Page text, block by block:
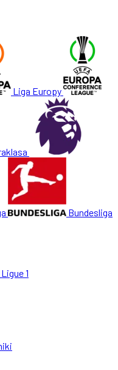
Liga Europy
Bundesliga
Ligue 1